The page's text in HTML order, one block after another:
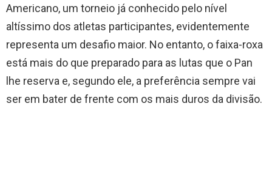
Americano, um torneio já conhecido pelo nível
altíssimo dos atletas participantes, evidentemente
representa um desafio maior. No entanto, o faixa-roxa
está mais do que preparado para as lutas que o Pan
lhe reserva e, segundo ele, a preferência sempre vai
ser em bater de frente com os mais duros da divisão.